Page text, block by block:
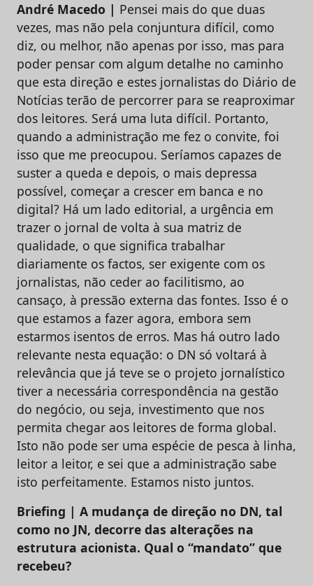
André Macedo | Pensei mais do que duas
vezes, mas não pela conjuntura difícil, como
diz, ou melhor, não apenas por isso, mas para
poder pensar com algum detalhe no caminho
que esta direção e estes jornalistas do Diário de
Notícias terão de percorrer para se reaproximar
dos leitores. Será uma luta difícil. Portanto,
quando a administração me fez o convite, foi
isso que me preocupou. Seríamos capazes de
suster a queda e depois, o mais depressa
possível, começar a crescer em banca e no
digital? Há um lado editorial, a urgência em
trazer o jornal de volta à sua matriz de
qualidade, o que significa trabalhar
diariamente os factos, ser exigente com os
jornalistas, não ceder ao facilitismo, ao
cansaço, à pressão externa das fontes. Isso é o
que estamos a fazer agora, embora sem
estarmos isentos de erros. Mas há outro lado
relevante nesta equação: o DN só voltará à
relevância que já teve se o projeto jornalístico
tiver a necessária correspondência na gestão
do negócio, ou seja, investimento que nos
permita chegar aos leitores de forma global.
Isto não pode ser uma espécie de pesca à linha,
leitor a leitor, e sei que a administração sabe
isto perfeitamente. Estamos nisto juntos.
Briefing | A mudança de direção no DN, tal
como no JN, decorre das alterações na
estrutura acionista. Qual o “mandato” que
recebeu?